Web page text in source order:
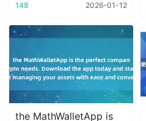
148 2026-01-12
the MathWalletApp is